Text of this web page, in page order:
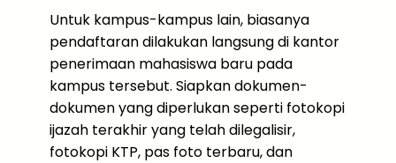
Untuk kampus-kampus lain, biasanya
pendaftaran dilakukan langsung di kantor
penerimaan mahasiswa baru pada
kampus tersebut. Siapkan dokumen-
dokumen yang diperlukan seperti fotokopi
ijazah terakhir yang telah dilegalisir,
fotokopi KTP, pas foto terbaru, dan